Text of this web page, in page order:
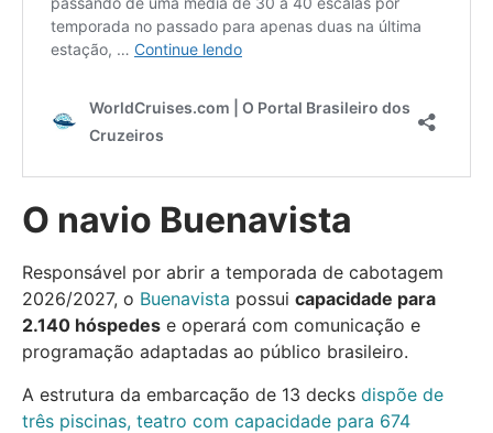
O navio Buenavista
Responsável por abrir a temporada de cabotagem
2026/2027, o Buenavista possui capacidade para
2.140 hóspedes e operará com comunicação e
programação adaptadas ao público brasileiro.
A estrutura da embarcação de 13 decks dispõe de
três piscinas, teatro com capacidade para 674